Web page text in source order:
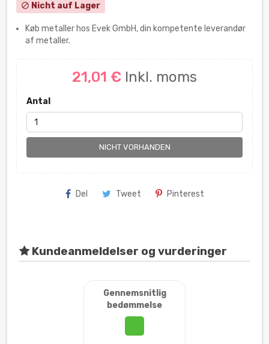
block Nicht auf Lager
Køb metaller hos Evek GmbH, din kompetente leverandør
af metaller.
21,01 € Inkl. moms
Antal
NICHT VORHANDEN
Del Tweet Pinterest
Kundeanmeldelser og vurderinger
Gennemsnitlig
bedømmelse